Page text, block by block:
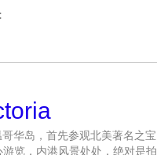
华岛，首先参观北美著名之宝
览，内港风景处处，绝对是拍